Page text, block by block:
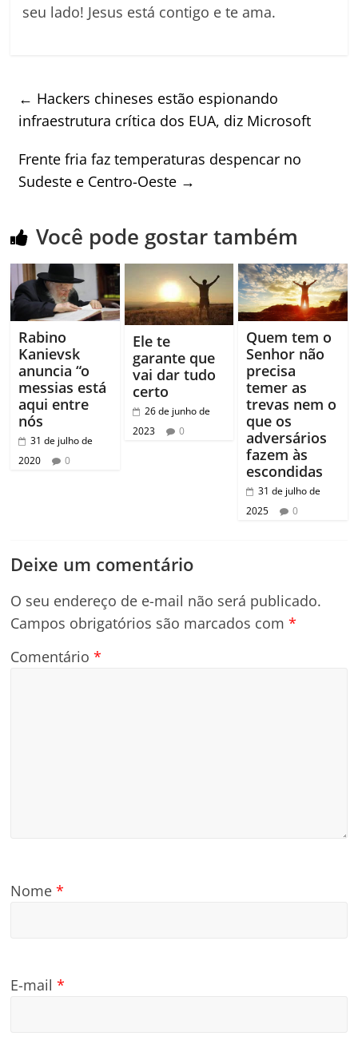
seu lado! Jesus está contigo e te ama.
← Hackers chineses estão espionando
infraestrutura crítica dos EUA, diz Microsoft
Frente fria faz temperaturas despencar no
Sudeste e Centro-Oeste →
Você pode gostar também
Rabino
Kanievsk
anuncia “o
messias está
aqui entre
nós
31 de julho de
2020
0
Ele te
garante que
vai dar tudo
certo
26 de junho de
2023
0
Quem tem o
Senhor não
precisa
temer as
trevas nem o
que os
adversários
fazem às
escondidas
31 de julho de
2025
0
Deixe um comentário
O seu endereço de e-mail não será publicado.
Campos obrigatórios são marcados com*
Comentário*
Nome*
E-mail*